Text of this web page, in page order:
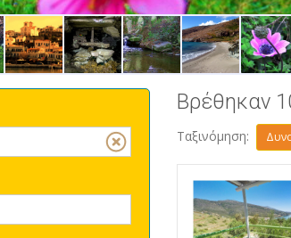
Βρέθηκαν
Ταξινόμηση: